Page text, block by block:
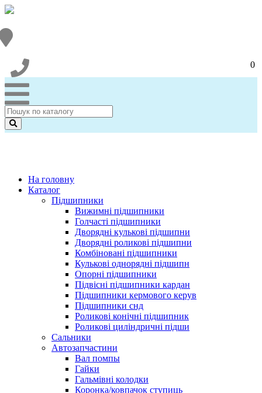
0
На головну
Каталог
Підшипники
Вижимні підшипники
Голчасті підшипники
Дворядні кулькові підшипни
Дворядні роликові підшипни
Комбіновані підшипники
Кулькові однорядні підшипн
Опорні підшипники
Підвісні підшипники кардан
Підшипники кермового керув
Підшипники снд
Роликові конічні підшипник
Роликові циліндричні підши
Сальники
Автозапчастини
Вал помпы
Гайки
Гальмівні колодки
Коронка/ковпачок ступиць